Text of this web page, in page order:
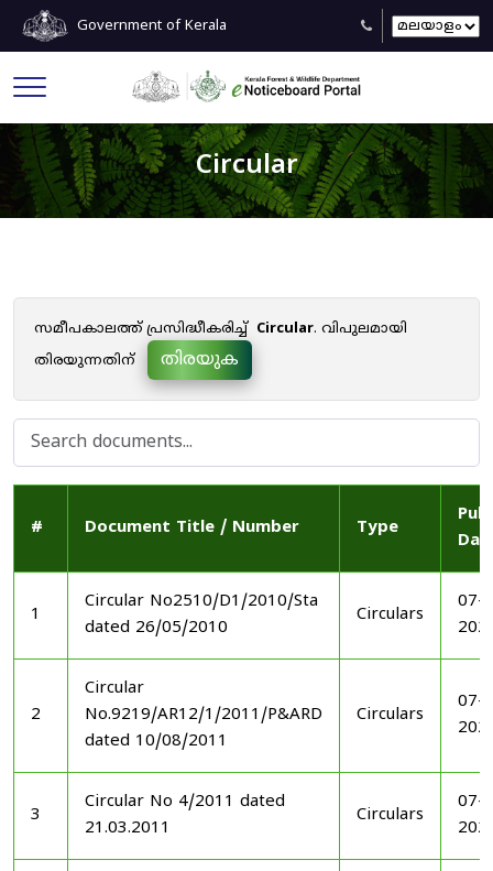
Government of Kerala
Circular
സമീപകാലത്ത് പ്രസിദ്ധീകരിച്ച് Circular. വിപുലമായി
തിരയുന്നതിന്
തിരയുക
# Document Title / Number Type
1
Circular No2510/D1/2010/Sta
dated 26/05/2010
Circulars
07-
2
Circular
No.9219/AR12/1/2011/P&ARD
dated 10/08/2011
Circulars
07-
3
Circular No 4/2011 dated
21.03.2011
Circulars
07-